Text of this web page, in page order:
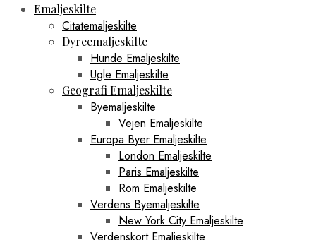
Emaljeskilte
Citatemaljeskilte
Dyreemaljeskilte
Hunde Emaljeskilte
Ugle Emaljeskilte
Geografi Emaljeskilte
Byemaljeskilte
Vejen Emaljeskilte
Europa Byer Emaljeskilte
London Emaljeskilte
Paris Emaljeskilte
Rom Emaljeskilte
Verdens Byemaljeskilte
New York City Emaljeskilte
Verdenskort Emaljeskilte